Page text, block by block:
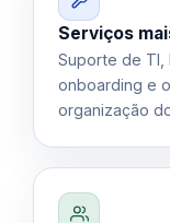
Serviços
Suporte de TI,
onboarding e
organização